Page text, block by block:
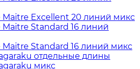
Excellent 20 линий микс
Standard 16 линий
Standard 16 линий микс
отдельные длины
микс